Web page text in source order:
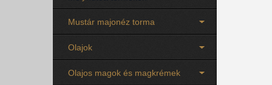
Mustár majonéz torma
Olajok
Olajos magok és magkrémek